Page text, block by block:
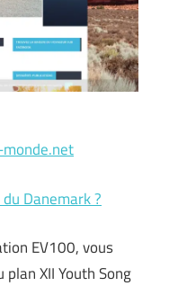
Danemark ?
EV100, vous
XII Youth Song